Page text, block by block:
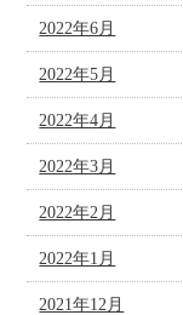
2022年6月
2022年5月
2022年4月
2022年3月
2022年2月
2022年1月
2021年12月